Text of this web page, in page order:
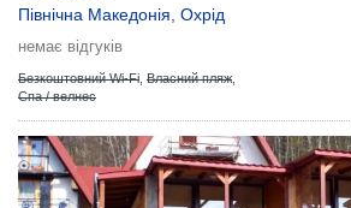
Північна Македонія Охрід
немає відгуків
Безкоштовний Wi-Fi Власний пляж
Спа / велнес